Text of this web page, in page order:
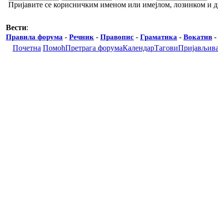
Пријавите се корисничким именом или имејлом, лозинком и
Вести:
Правила форума - Речник - Правопис - Граматика - Вокатив -
Почетна ПомоћПретрага форумаКалендарТагови